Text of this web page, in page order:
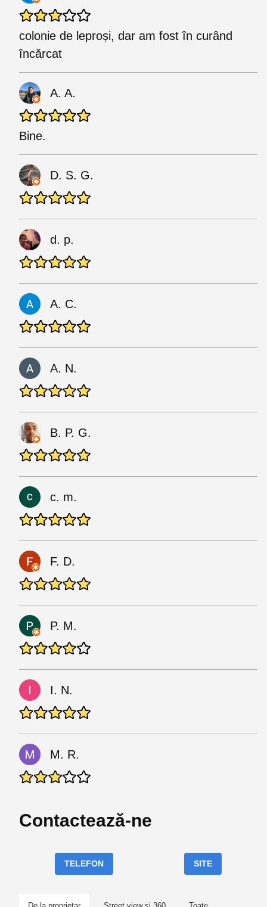
colonie de leproși, dar am fost în curând
încărcat
A. A.
Bine.
D. S. G.
d. p.
A. C.
A. N.
B. P. G.
c. m.
F. D.
P. M.
I. N.
M. R.
Contactează-ne
TELEFON SITE